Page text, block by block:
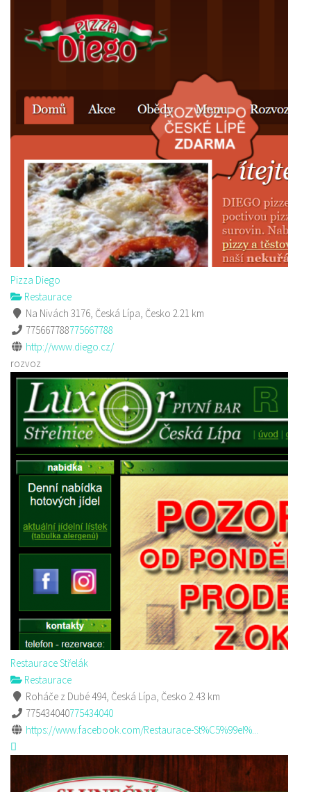
Pizza Diego
Restaurace
Na Nivách 3176, Česká Lípa, Česko 2.21 km
775667788775667788
http://www.diego.cz/
rozvoz
Restaurace Střelák
Restaurace
Roháče z Dubé 494, Česká Lípa, Česko 2.43 km
775434040775434040
https://www.facebook.com/Restaurace-St%C5%99el%...